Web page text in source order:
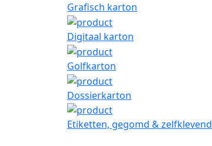
Grafisch karton
Digitaal karton
Golfkarton
Dossierkarton
Etiketten, gegomd & zelfklevend